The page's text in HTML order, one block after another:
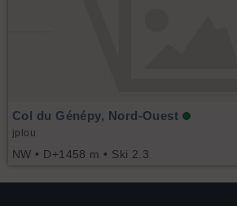
Col du Génépy, Nord-Ouest
jplou
NW • D+1458 m • Ski 2.3